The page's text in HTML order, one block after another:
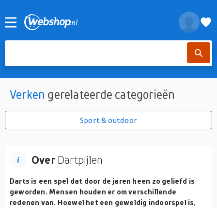
Verken gerelateerde categorieën
Sport & outdoor
OverDartpijlen
Darts is een spel dat door de jaren heen zo geliefd is
geworden. Mensen houden er om verschillende
redenen van. Hoewel het een geweldig indoorspel is,